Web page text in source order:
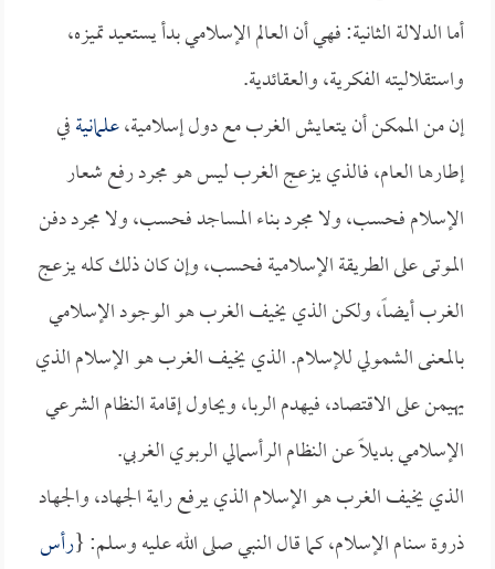
أما الدلالة الثانية: فهي أن العالم الإسلامي بدأ يستعيد تميزه،
واستقلاليته الفكرية، والعقائدية.
إن من الممكن أن يتعايش الغرب مع دول إسلامية،علمانيةفي
إطارها العام، فالذي يزعج الغرب ليس هو مجرد رفع شعار
الإسلام فحسب، ولا مجرد بناء المساجد فحسب، ولا مجرد دفن
الموتى على الطريقة الإسلامية فحسب، وإن كان ذلك كله يزعج
الغرب أيضاً، ولكن الذي يخيف الغرب هو الوجود الإسلامي
بالمعنى الشمولي للإسلام. الذي يخيف الغرب هو الإسلام الذي
يهيمن على الاقتصاد، فيهدم الربا، ويحاول إقامة النظام الشرعي
الإسلامي بديلاً عن النظام الرأسمالي الربوي الغربي.
الذي يخيف الغرب هو الإسلام الذي يرفع راية الجهاد، والجهاد
ذروة سنام الإسلام، كما قال النبي صلى الله عليه وسلم: {رأس